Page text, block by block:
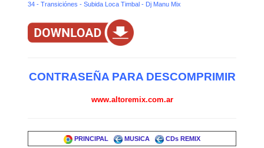
34 - Transiciónes - Subida Loca Timbal - Dj Manu Mix
CONTRASEÑA PARA DESCOMPRIMIR
www.altoremix.com.ar
PRINCIPAL MUSICA CDs REMIX